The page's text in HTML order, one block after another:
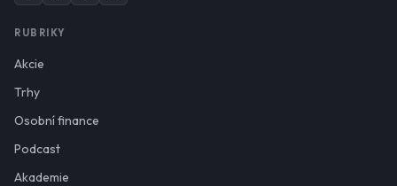
RUBRIKY
Akcie
Trhy
Osobní finance
Podcast
Akademie